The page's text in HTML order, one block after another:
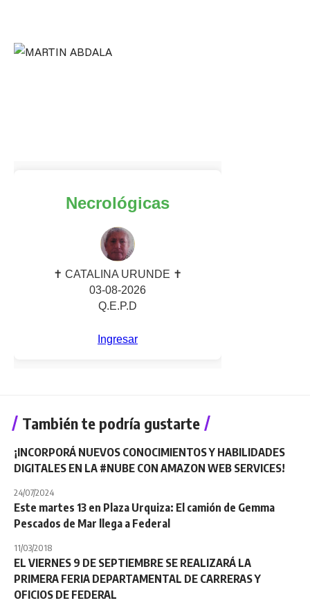
También te podría gustarte
¡INCORPORÁ NUEVOS CONOCIMIENTOS Y HABILIDADES
DIGITALES EN LA #NUBE CON AMAZON WEB SERVICES!
24/07/2024
Este martes 13 en Plaza Urquiza: El camión de Gemma
Pescados de Mar llega a Federal
11/03/2018
EL VIERNES 9 DE SEPTIEMBRE SE REALIZARÁ LA
PRIMERA FERIA DEPARTAMENTAL DE CARRERAS Y
OFICIOS DE FEDERAL